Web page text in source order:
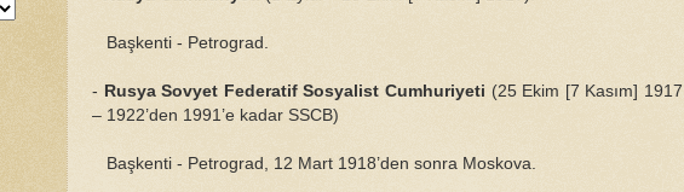
Başkenti - Petrograd.
- Rusya Sovyet Federatif Sosyalist Cumhuriyeti (25 Ekim [7 Kasım] 1917
– 1922’den 1991’e kadar SSCB)
Başkenti - Petrograd, 12 Mart 1918’den sonra Moskova.